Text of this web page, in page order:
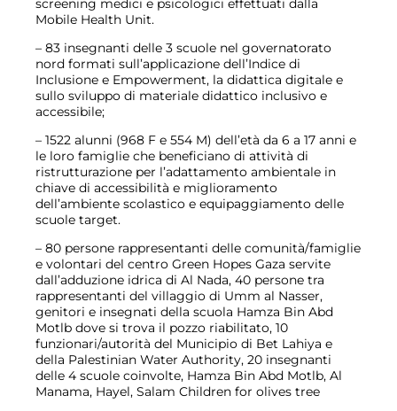
screening medici e psicologici effettuati dalla
Mobile Health Unit.
– 83 insegnanti delle 3 scuole nel governatorato
nord formati sull’applicazione dell’Indice di
Inclusione e Empowerment, la didattica digitale e
sullo sviluppo di materiale didattico inclusivo e
accessibile;
– 1522 alunni (968 F e 554 M) dell’età da 6 a 17 anni e
le loro famiglie che beneficiano di attività di
ristrutturazione per l’adattamento ambientale in
chiave di accessibilità e miglioramento
dell’ambiente scolastico e equipaggiamento delle
scuole target.
– 80 persone rappresentanti delle comunità/famiglie
e volontari del centro Green Hopes Gaza servite
dall’adduzione idrica di Al Nada, 40 persone tra
rappresentanti del villaggio di Umm al Nasser,
genitori e insegnati della scuola Hamza Bin Abd
Motlb dove si trova il pozzo riabilitato, 10
funzionari/autorità del Municipio di Bet Lahiya e
della Palestinian Water Authority, 20 insegnanti
delle 4 scuole coinvolte, Hamza Bin Abd Motlb, Al
Manama, Hayel, Salam Children for olives tree